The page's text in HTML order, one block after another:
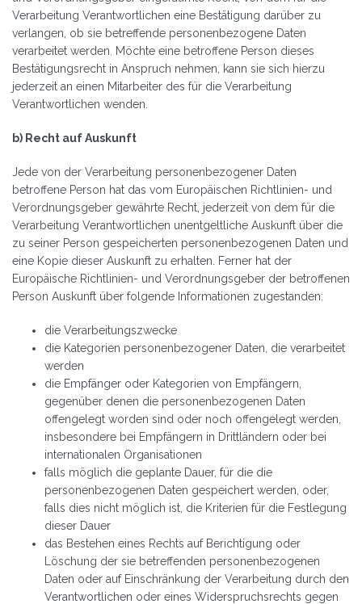
Verarbeitung Verantwortlichen eine Bestätigung darüber zu
verlangen, ob sie betreffende personenbezogene Daten
verarbeitet werden. Möchte eine betroffene Person dieses
Bestätigungsrecht in Anspruch nehmen, kann sie sich hierzu
jederzeit an einen Mitarbeiter des für die Verarbeitung
Verantwortlichen wenden.
b) Recht auf Auskunft
Jede von der Verarbeitung personenbezogener Daten
betroffene Person hat das vom Europäischen Richtlinien- und
Verordnungsgeber gewährte Recht, jederzeit von dem für die
Verarbeitung Verantwortlichen unentgeltliche Auskunft über die
zu seiner Person gespeicherten personenbezogenen Daten und
eine Kopie dieser Auskunft zu erhalten. Ferner hat der
Europäische Richtlinien- und Verordnungsgeber der betroffenen
Person Auskunft über folgende Informationen zugestanden:
die Verarbeitungszwecke
die Kategorien personenbezogener Daten, die verarbeitet
werden
die Empfänger oder Kategorien von Empfängern,
gegenüber denen die personenbezogenen Daten
offengelegt worden sind oder noch offengelegt werden,
insbesondere bei Empfängern in Drittländern oder bei
internationalen Organisationen
falls möglich die geplante Dauer, für die die
personenbezogenen Daten gespeichert werden, oder,
falls dies nicht möglich ist, die Kriterien für die Festlegung
dieser Dauer
das Bestehen eines Rechts auf Berichtigung oder
Löschung der sie betreffenden personenbezogenen
Daten oder auf Einschränkung der Verarbeitung durch den
Verantwortlichen oder eines Widerspruchsrechts gegen